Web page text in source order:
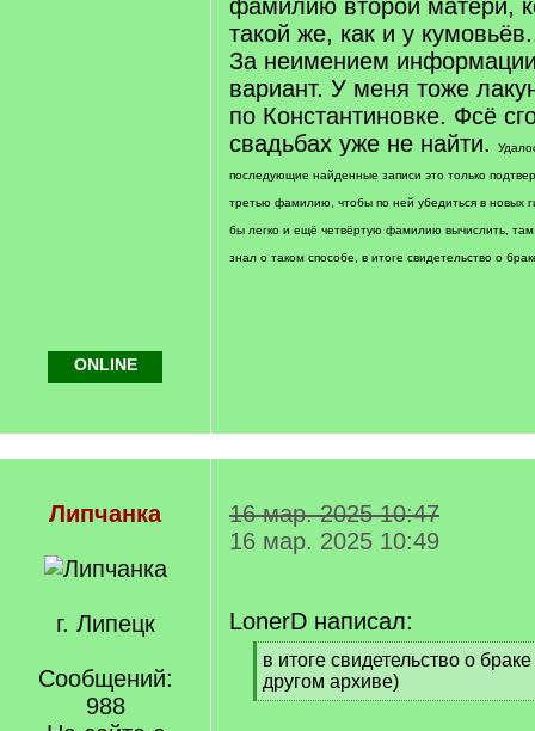
фамилию второй матери,
такой же, как и у
За неимением
вариант. У меня тоже
по Константиновке. Фсё
свадьбах уже не найти.
последующие найденные записи это только
третью фамилию, чтобы по ней убедиться в новых
бы легко и ещё четвёртую фамилию вычислить,
знал о таком способе, в итоге свидетельство о
ONLINE
Липчанка
г. Липецк
Сообщений:
988
16 мар. 2025 10:47
16 мар. 2025 10:49
LonerD написал:
[
q
]
в итоге свидетельство о
другом архиве)
[